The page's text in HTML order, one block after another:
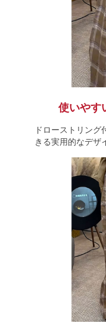
使いやす
ドローストリン
きる実用的なデザ